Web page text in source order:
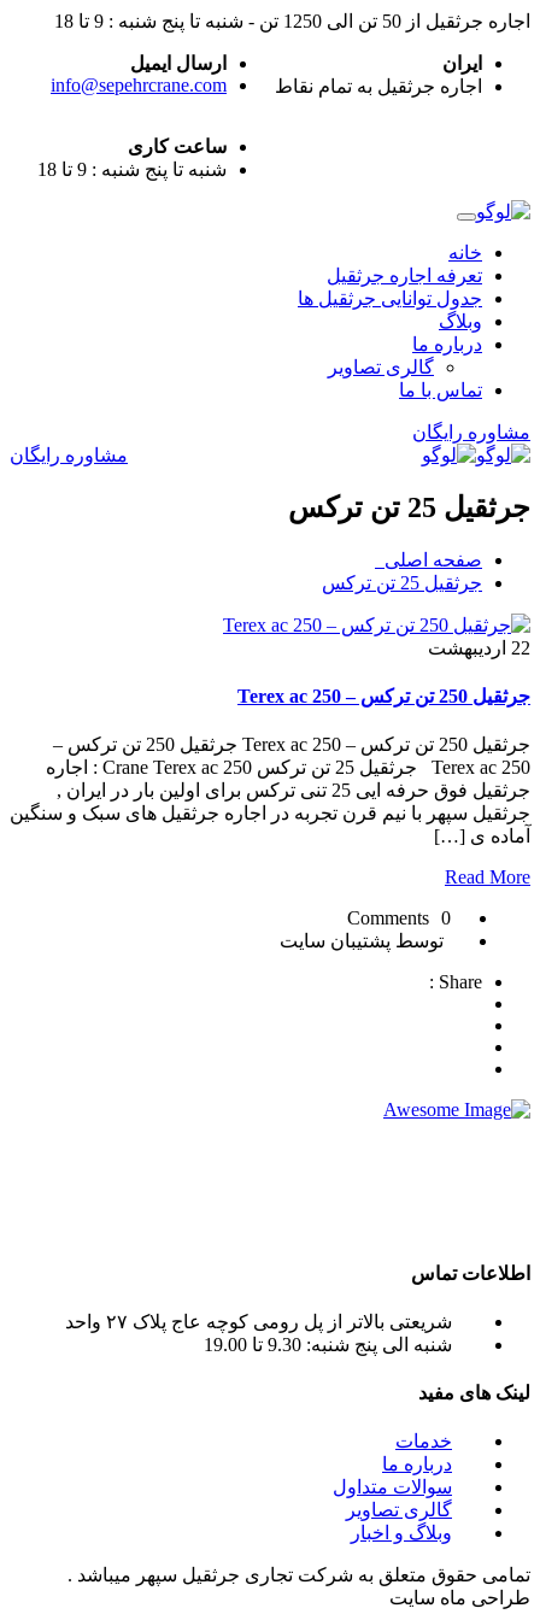
اجاره جرثقیل از 50 تن الی 1250 تن - شنبه تا پنج شنبه : 9 تا 18
ایران
اجاره جرثقیل به تمام نقاط
ارسال ایمیل
info@sepehrcrane.com
ساعت کاری
شنبه تا پنج شنبه : 9 تا 18
خانه
تعرفه اجاره جرثقیل
جدول توانایی جرثقیل ها
وبلاگ
درباره ما
گالری تصاویر
تماس با ما
مشاوره رایگان
مشاوره رایگان
جرثقیل 25 تن ترکس
صفحه اصلی
جرثقیل 25 تن ترکس
22 اردیبهشت
جرثقیل 250 تن ترکس – Terex ac 250
جرثقیل 250 تن ترکس – Terex ac 250 جرثقیل 250 تن ترکس –
Terex ac 250 جرثقیل 25 تن ترکس Crane Terex ac 250 : اجاره
جرثقیل فوق حرفه ایی 25 تنی ترکس برای اولین بار در ایران ,
جرثقیل سپهر با نیم قرن تجربه در اجاره جرثقیل های سبک و سنگین
آماده ی […]
Read More
0 Comments
توسط پشتیبان سایت
Share :
اطلاعات تماس
شریعتی بالاتر از پل رومی کوچه عاج پلاک ۲۷ واحد
شنبه الی پنج شنبه: 9.30 تا 19.00
لینک های مفید
خدمات
درباره ما
سوالات متداول
گالری تصاویر
وبلاگ و اخبار
تمامی حقوق متعلق به شرکت تجاری جرثقیل سپهر میباشد .
طراحی ماه سایت